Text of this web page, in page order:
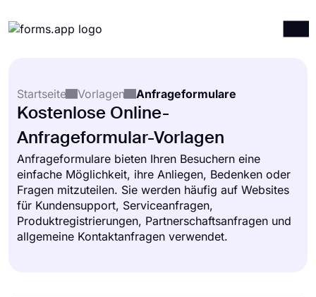
Integrationen
Ressourcen
Preise
Startseite
Vorlagen Anfrageformulare
Kostenlose Online-
Anfrageformular-Vorlagen
Anfrageformulare bieten Ihren Besuchern eine
einfache Möglichkeit, ihre Anliegen, Bedenken oder
Fragen mitzuteilen. Sie werden häufig auf Websites
für Kundensupport, Serviceanfragen,
Produktregistrierungen, Partnerschaftsanfragen und
allgemeine Kontaktanfragen verwendet.